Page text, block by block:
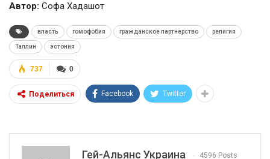
Автор: Софа Хадашот
власть гомофобия гражданское партнерство религия
Таллин эстония
0
737
Поделиться Facebook Twitter
Гей-Альянс Украина 4596 Posts